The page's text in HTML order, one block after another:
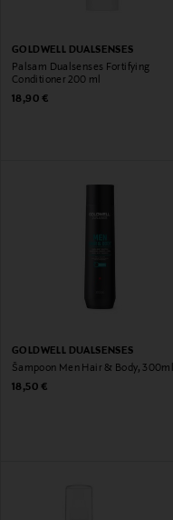
GOLDWELL DUALSENSES
Palsam Dualsenses Fortifying
Conditioner 200 ml
Original Price
18,90 €
GOLDWELL DUALSENSES
Šampoon Men Hair & Body, 300ml
Original Price
18,50 €